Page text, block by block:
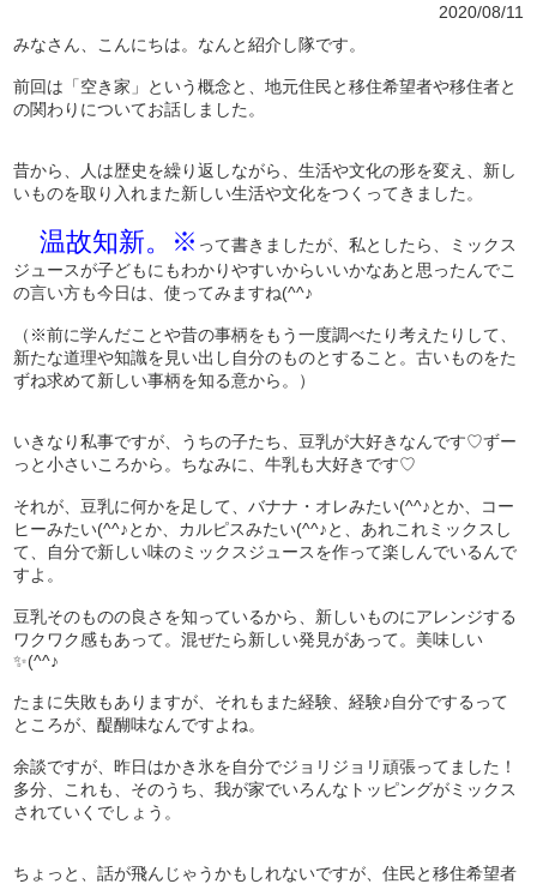
2020/08/11
みなさん、こんにちは。なんと紹介し隊です。
前回は「空き家」という概念と、地元住民と移住希望者や移住者と
の関わりについてお話しました。
昔から、人は歴史を繰り返しながら、生活や文化の形を変え、新し
いものを取り入れまた新しい生活や文化をつくってきました。
温故知新。※ って書きましたが、私としたら、ミックス
ジュースが子どもにもわかりやすいからいいかなあと思ったんでこ
の言い方も今日は、使ってみますね(^^♪
（※前に学んだことや昔の事柄をもう一度調べたり考えたりして、
新たな道理や知識を見い出し自分のものとすること。古いものをた
ずね求めて新しい事柄を知る意から。）
いきなり私事ですが、うちの子たち、豆乳が大好きなんです♡ずー
っと小さいころから。ちなみに、牛乳も大好きです♡
それが、豆乳に何かを足して、バナナ・オレみたい(^^♪とか、コー
ヒーみたい(^^♪とか、カルピスみたい(^^♪と、あれこれミックスし
て、自分で新しい味のミックスジュースを作って楽しんでいるんで
すよ。
豆乳そのものの良さを知っているから、新しいものにアレンジする
ワクワク感もあって。混ぜたら新しい発見があって。美味しい
✨(^^♪
たまに失敗もありますが、それもまた経験、経験♪自分でするって
ところが、醍醐味なんですよね。
余談ですが、昨日はかき氷を自分でジョリジョリ頑張ってました！
多分、これも、そのうち、我が家でいろんなトッピングがミックス
されていくでしょう。
ちょっと、話が飛んじゃうかもしれないですが、住民と移住希望者